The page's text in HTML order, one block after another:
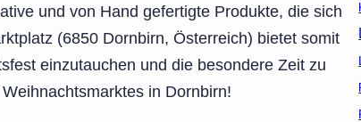
und von Hand gefertigte Produkte, die sich
(6850 Dornbirn, Österreich) bietet somit
einzutauchen und die besondere Zeit zu
in Dornbirn!